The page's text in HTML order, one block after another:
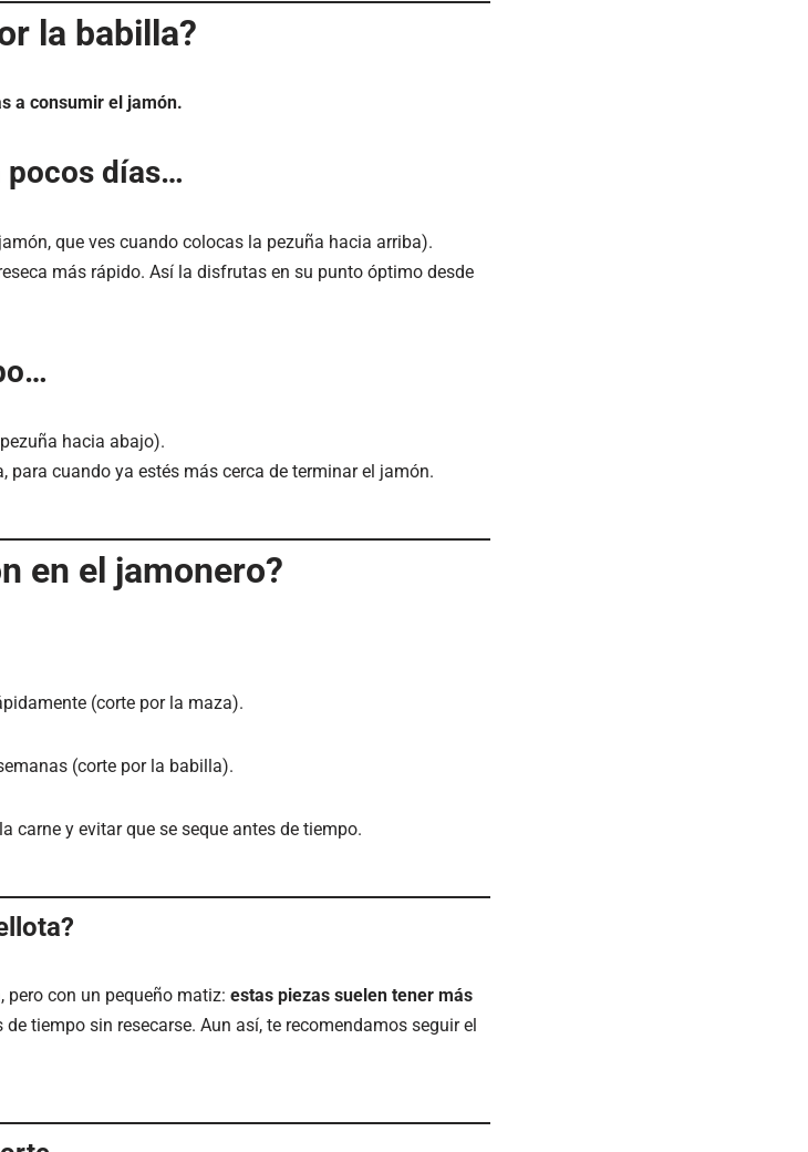
la babilla?
a consumir el jamón.
pocos días…
que ves cuando colocas la pezuña hacia arriba).
más rápido. Así la disfrutas en su punto óptimo desde
hacia abajo).
para cuando ya estés más cerca de terminar el jamón.
en el jamonero?
(corte por la maza).
(corte por la babilla).
carne y evitar que se seque antes de tiempo.
con un pequeño matiz: estas piezas suelen tener más
tiempo sin resecarse. Aun así, te recomendamos seguir el